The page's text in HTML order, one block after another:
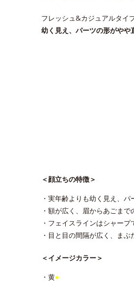
フレッシュ&カジュアルタイ
幼く見え、パーツの形がやや
＜顔立ちの特徴＞
・実年齢よりも幼く見え、
・額が広く、眉からあごまで
・フェイスラインはシャー
・目と目の間隔が広く、まぶ
＜イメージカラー＞
・黄●